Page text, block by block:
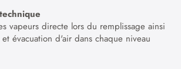
vapeurs directe lors du remplissage ainsi
évacuation d'air dans chaque niveau